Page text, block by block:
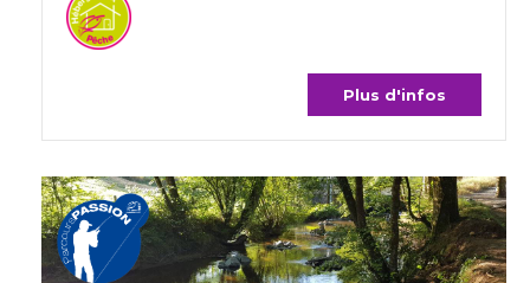
Plus d'infos